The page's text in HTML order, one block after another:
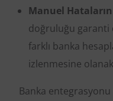
Manuel
doğruluğu garanti
farklı banka
izlenmesine
Banka